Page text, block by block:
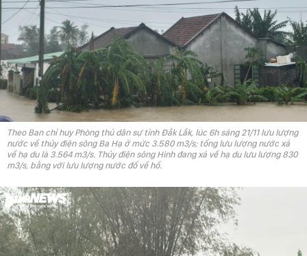
Theo Ban chỉ huy Phòng thủ dân sự tỉnh Đắk Lắk, lúc 6h sáng 21/11 lưu lượng
nước về thủy điện sông Ba Hạ ở mức 3.580 m3/s; tổng lưu lượng nước xả
về hạ du là 3.564 m3/s. Thủy điện sông Hinh đang xả về hạ du lưu lượng 830
m3/s, bằng với lưu lượng nước đổ về hồ.